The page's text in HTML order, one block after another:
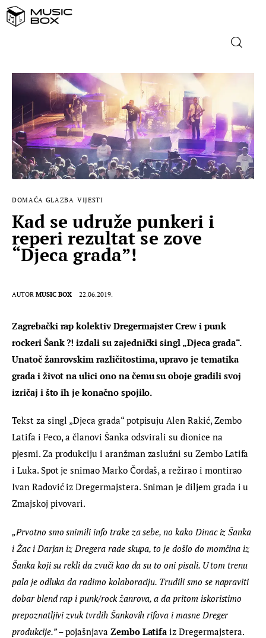
NASLOVNICA
DOMAĆA GLAZBA
STRANA GLAZBA
FILM
MUSIC BOX
DOMAĆA GLAZBA VIJESTI
Kad se udruže punkeri i
reperi rezultat se zove
“Djeca grada”!
AUTOR MUSIC BOX 22.06.2019.
Zagrebački rap kolektiv Dregermajster Crew i punk
rockeri Šank ?! izdali su zajednički singl „Djeca grada“.
Unatoč žanrovskim različitostima, upravo je tematika
grada i život na ulici ono na čemu su oboje gradili svoj
izričaj i što ih je konačno spojilo.
Tekst za singl „Djeca grada“ potpisuju Alen Rakić, Zembo
Latifa i Feco, a članovi Šanka odsvirali su dionice na
pjesmi. Za produkciju i aranžman zaslužni su Zembo Latifa
i Luka. Spot je snimao Marko Čordaš, a režirao i montirao
Ivan Radović iz Dregermajstera. Sniman je diljem grada i u
Zmajskoj pivovari.
„Prvotno smo snimili info trake za sebe, no kako Dinac iz Šanka
i Žac i Darjan iz Dregera rade skupa, to je došlo do momčina iz
Šanka koji su rekli da zvuči kao da su to oni pisali. U tom trenu
pala je odluka da radimo kolaboraciju. Trudili smo se napraviti
dobar blend rap i punk/rock žanrova, a da pritom iskoristimo
prepoznatljivi zvuk tvrdih Šankovih rifova i masne Dreger
produkcije.” – pojašnjava Zembo Latifa iz Dregermajstera.